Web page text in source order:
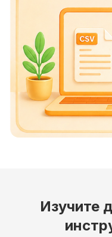
Изучите